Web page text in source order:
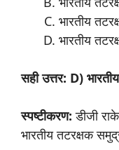
भारतीय
भारतीय
सही उत्तर: D)
स्पष्टीकरण: डीजी
भारतीय तटरक्षक